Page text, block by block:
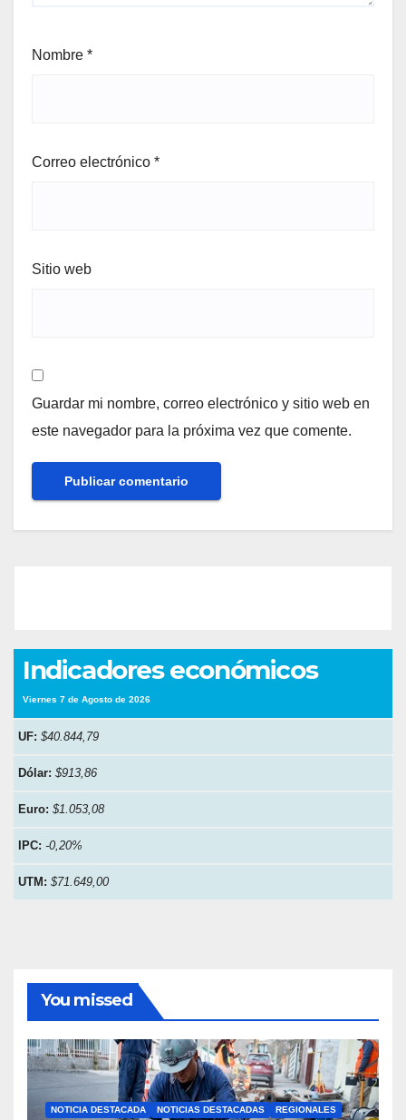
Nombre *
Correo electrónico *
Sitio web
Guardar mi nombre, correo electrónico y sitio web en
este navegador para la próxima vez que comente.
Indicadores económicos
Viernes 7 de Agosto de 2026
UF: $40.844,79
Dólar: $913,86
Euro: $1.053,08
IPC: -0,20%
UTM: $71.649,00
You missed
NOTICIA DESTACADA NOTICIAS DESTACADAS REGIONALES